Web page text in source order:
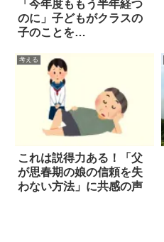
「今年度ももう半年経つ
のに」子どもがクラスの
子のことを…
考える
これは説得力ある！「父
が思春期の娘の信頼を失
わない方法」に共感の声